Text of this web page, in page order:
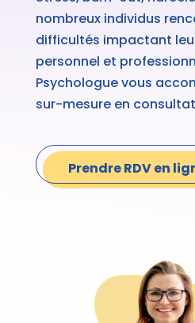
nombreux individus
difficultés impactant
personnel et
Psychologue vous
sur-mesure en
Prendre RDV en